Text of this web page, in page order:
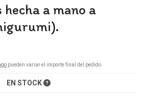
a mano a
pueden variar el importe final del pedido.
EN STOCK